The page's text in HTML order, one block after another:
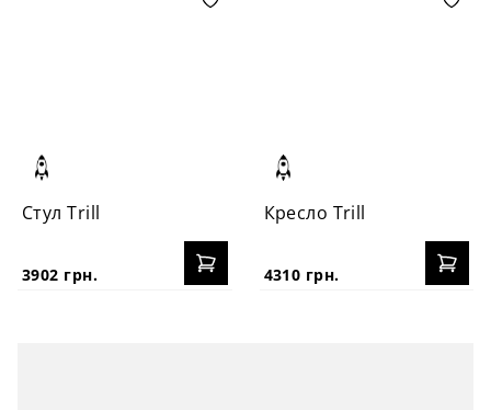
Стул Trill
3902 грн.
Кресло Trill
4310 грн.